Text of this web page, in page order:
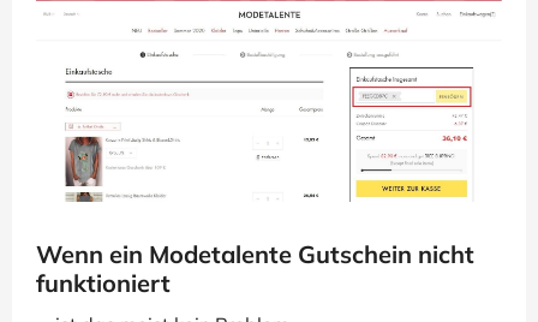
Wenn ein Modetalente Gutschein nicht
funktioniert